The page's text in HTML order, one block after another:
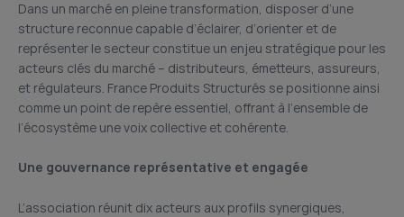
Dans un marché en pleine transformation, disposer d’une
structure reconnue capable d’éclairer, d’orienter et de
représenter le secteur constitue un enjeu stratégique pour les
acteurs clés du marché – distributeurs, émetteurs, assureurs,
et régulateurs. France Produits Structurés se positionne ainsi
comme un point de repère essentiel, offrant à l’ensemble de
l’écosystème une voix collective et cohérente.
Une gouvernance représentative et engagée
L’association réunit dix acteurs aux profils synergiques,